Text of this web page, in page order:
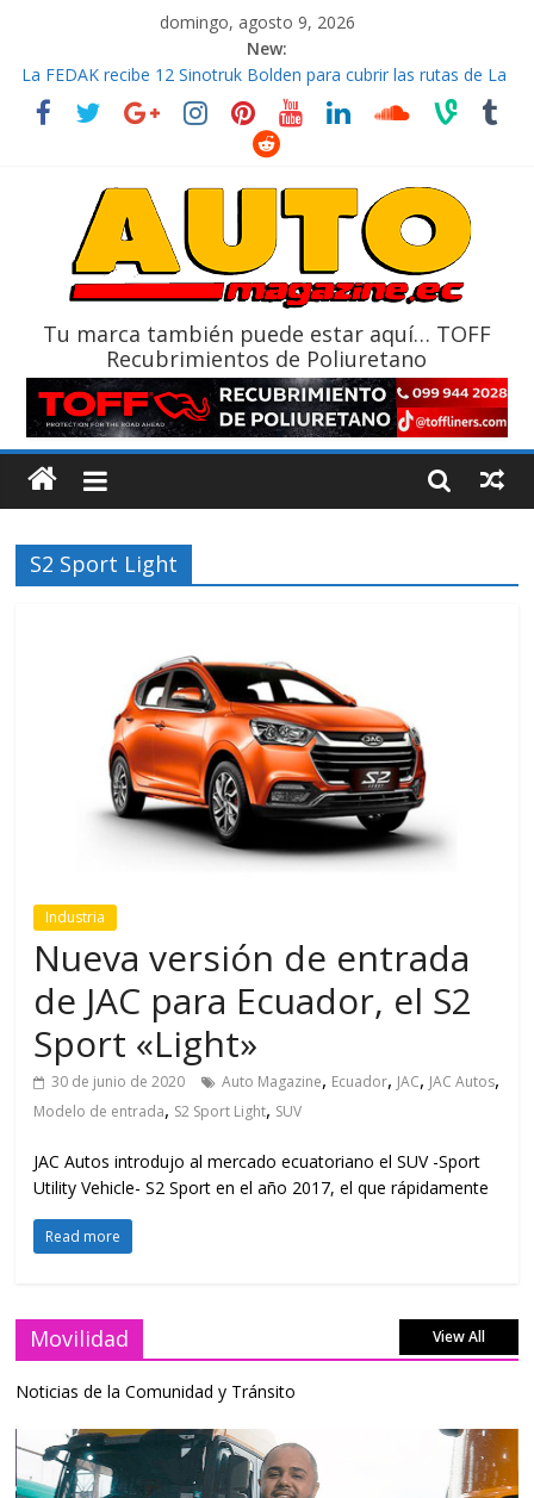
domingo, agosto 9, 2026
New:
La FEDAK recibe 12 Sinotruk Bolden para cubrir las rutas de La
Vuelta
El costo de tener un vehículo gana protagonismo a la hora de
¿Qué puede pasar con tu vehículo si permanece varios días sin
La Vuelta al Ecuador 2026, edición 47ª, recorre 7 provincias en 8
Tu marca también puede estar aquí… TOFF
Recubrimientos de Poliuretano
S2 Sport Light
Industria
Nueva versión de entrada
de JAC para Ecuador, el S2
Sport «Light»
30 de junio de 2020 Auto Magazine, Ecuador, JAC, JAC Autos,
Modelo de entrada, S2 Sport Light, SUV
JAC Autos introdujo al mercado ecuatoriano el SUV -Sport
Utility Vehicle- S2 Sport en el año 2017, el que rápidamente
Read more
Movilidad View All
Noticias de la Comunidad y Tránsito